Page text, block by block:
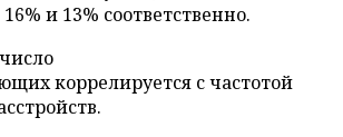
и 13% соответственно.
коррелируется с частотой